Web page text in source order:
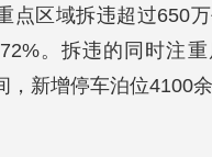
点区域拆违超过650
。拆违的同时注
，新增停车泊位4100